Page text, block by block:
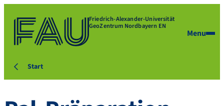
Friedrich-Alexander-Universität
GeoZentrum Nordbayern EN
Menu
Start